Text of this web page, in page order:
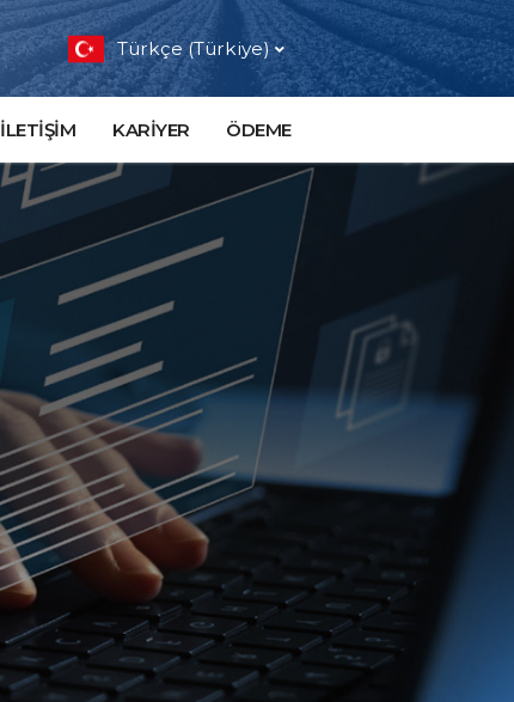
Türkçe (Türkiye)
İLETİŞİM KARİYER ÖDEME